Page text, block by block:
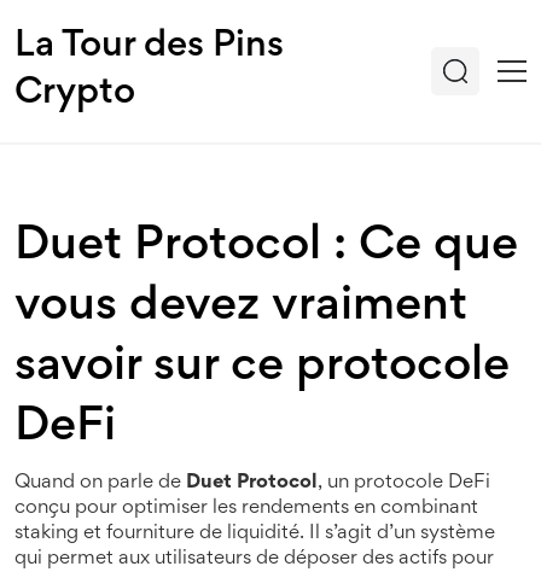
La Tour des Pins
Crypto
Duet Protocol : Ce que
vous devez vraiment
savoir sur ce protocole
DeFi
Quand on parle de Duet Protocol, un protocole DeFi
conçu pour optimiser les rendements en combinant
staking et fourniture de liquidité. Il s’agit d’un système
qui permet aux utilisateurs de déposer des actifs pour